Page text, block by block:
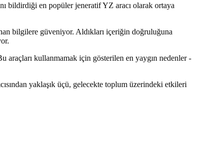
bildirdiği en popüler jeneratif YZ aracı olarak ortaya
bilgilere güveniyor. Aldıkları içeriğin doğruluğuna
araçları kullanmamak için gösterilen en yaygın nedenler -
yaklaşık üçü, gelecekte toplum üzerindeki etkileri